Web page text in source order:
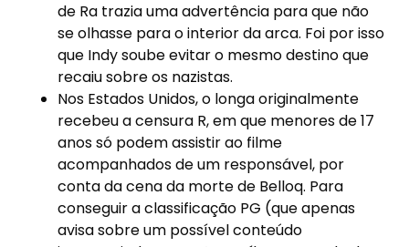
de Ra trazia uma advertência para que não
se olhasse para o interior da arca. Foi por isso
que Indy soube evitar o mesmo destino que
recaiu sobre os nazistas.
Nos Estados Unidos, o longa originalmente
recebeu a censura R, em que menores de 17
anos só podem assistir ao filme
acompanhados de um responsável, por
conta da cena da morte de Belloq. Para
conseguir a classificação PG (que apenas
avisa sobre um possível conteúdo